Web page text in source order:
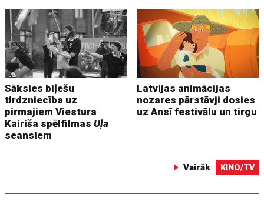
Sāksies biļešu
tirdzniecība uz
pirmajiem Viestura
Kairiša spēlfilmasUļa
seansiem
Latvijas animācijas
nozares pārstāvji dosies
uz Ansī festivālu un tirgu
Vairāk KINO/TV